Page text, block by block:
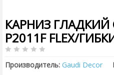
КАРНИЗ ГЛАДКИЙ
P2011F FLEX/
Производитель: Gaudi Decor